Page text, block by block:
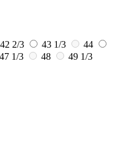
42 2/3 43 1/3
44
47 1/3 48
49 1/3